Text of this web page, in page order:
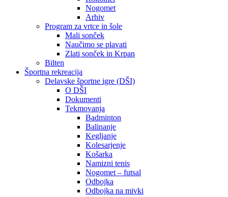
Nogomet
Arhiv
Program za vrtce in šole
Mali sonček
Naučimo se plavati
Zlati sonček in Krpan
Bilten
Športna rekreacija
Delavske športne igre (DŠI)
O DŠI
Dokumenti
Tekmovanja
Badminton
Balinanje
Kegljanje
Kolesarjenje
Košarka
Namizni tenis
Nogomet – futsal
Odbojka
Odbojka na mivki